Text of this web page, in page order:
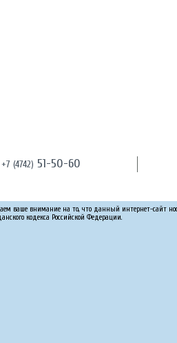
+7 (4742) 51-50-60
ваше внимание на то, что данный интернет-сайт
кодекса Российской Федерации.